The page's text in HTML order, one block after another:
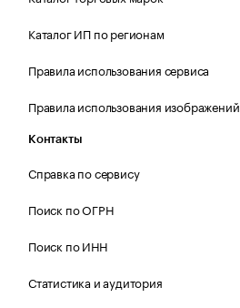
Каталог ИП по регионам
Правила использования сервиса
Правила использования изображений
Контакты
Справка по сервису
Поиск по ОГРН
Поиск по ИНН
Статистика и аудитория